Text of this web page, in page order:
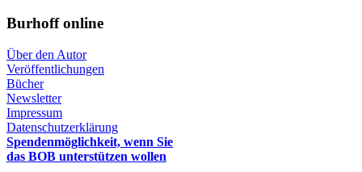
Burhoff online
Über den Autor
Veröffentlichungen
Bücher
Newsletter
Impressum
Datenschutzerklärung
Spendenmöglichkeit, wenn Sie
das BOB unterstützen wollen